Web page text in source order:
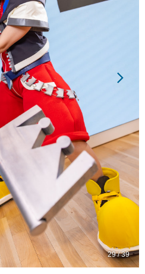
29 / 39